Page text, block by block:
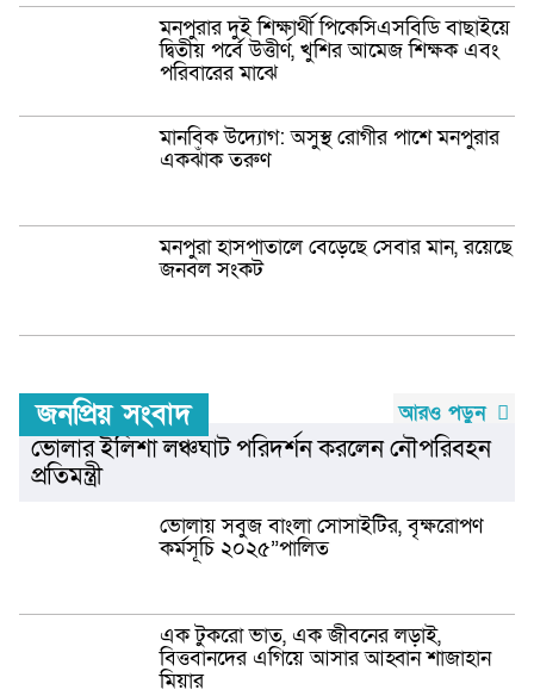
মনপুরার দুই শিক্ষার্থী পিকেসিএসবিডি বাছাইয়ে
দ্বিতীয় পর্বে উত্তীর্ণ, খুশির আমেজ শিক্ষক এবং
পরিবারের মাঝে
মানবিক উদ্যোগ: অসুস্থ রোগীর পাশে মনপুরার
একঝাঁক তরুণ
মনপুরা হাসপাতালে বেড়েছে সেবার মান, রয়েছে
জনবল সংকট
জনপ্রিয় সংবাদ আরও পড়ুন
ভোলার ইলিশা লঞ্চঘাট পরিদর্শন করলেন নৌপরিবহন
প্রতিমন্ত্রী
ভোলায় সবুজ বাংলা সোসাইটির, বৃক্ষরোপণ
কর্মসূচি ২০২৫”পালিত
এক টুকরো ভাত, এক জীবনের লড়াই,
বিত্তবানদের এগিয়ে আসার আহ্বান শাজাহান
মিয়ার